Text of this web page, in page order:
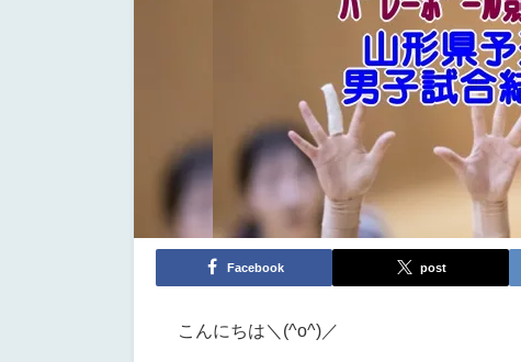
Facebook post
こんにちは＼(^o^)／